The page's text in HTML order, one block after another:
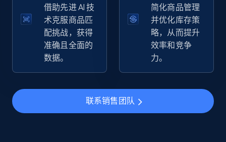
5.6K+ 876+ 立即开始
Walmart - products - Discover products by
using sku numbers
URL, Final price, Sku, Currency, Gtin,
Specifications, Image urls, Top reviews, and
more.
借助先进 AI 技
术克服商品匹
配挑战，获得
准确且全面的
数据。
简化商品管理
并优化库存策
略，从而提升
效率和竞争
力。
联系销售团队